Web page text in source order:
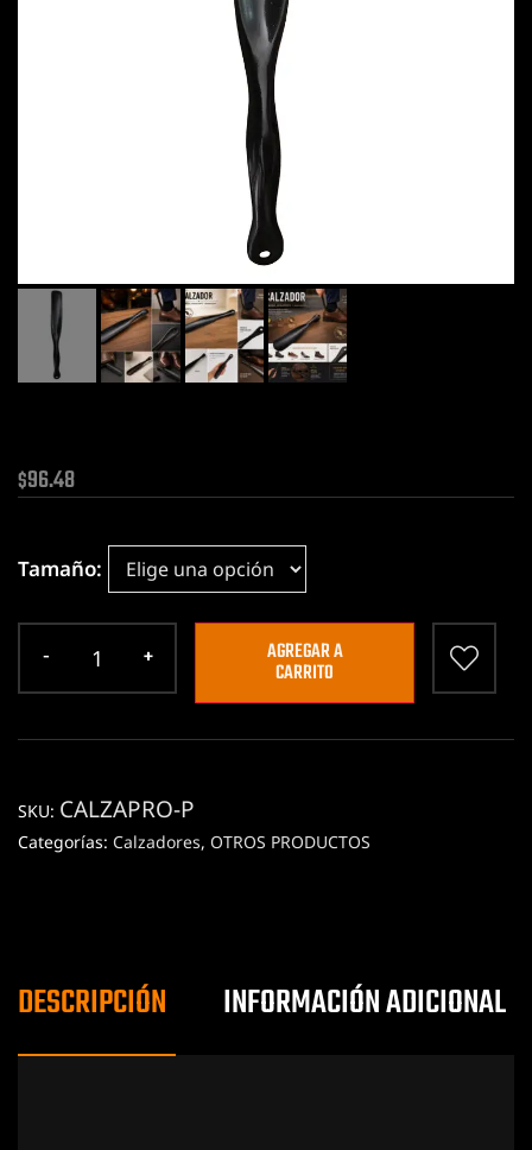
$96.48
Tamaño
AGREGAR A
CARRITO
SKU: CALZAPRO-P
Categorías: Calzadores, OTROS PRODUCTOS
DESCRIPCIÓN INFORMACIÓN ADICIONAL